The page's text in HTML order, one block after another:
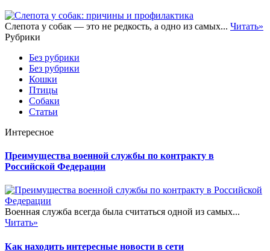
Слепота у собак — это не редкость, а одно из самых... Читать»
Рубрики
Без рубрики
Без рубрики
Кошки
Птицы
Собаки
Статьи
Интересное
Преимущества военной службы по контракту в
Российской Федерации
Военная служба всегда была считаться одной из самых...
Читать»
Как находить интересные новости в сети